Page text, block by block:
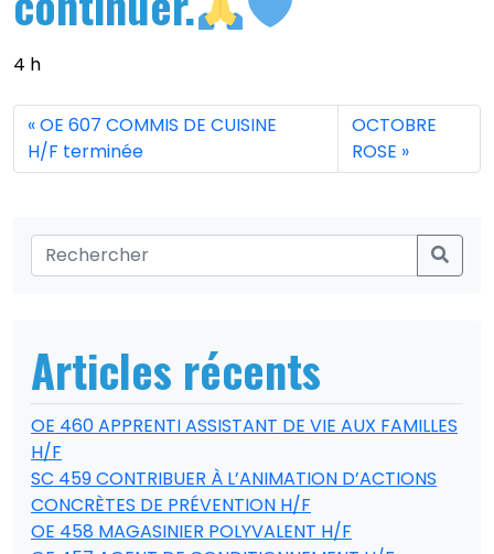
4 h
OE 607 COMMIS DE CUISINE
H/F terminée
OCTOBRE
ROSE
Articles récents
OE 460 APPRENTI ASSISTANT DE VIE AUX FAMILLES
H/F
SC 459 CONTRIBUER À L’ANIMATION D’ACTIONS
CONCRÈTES DE PRÉVENTION H/F
OE 458 MAGASINIER POLYVALENT H/F